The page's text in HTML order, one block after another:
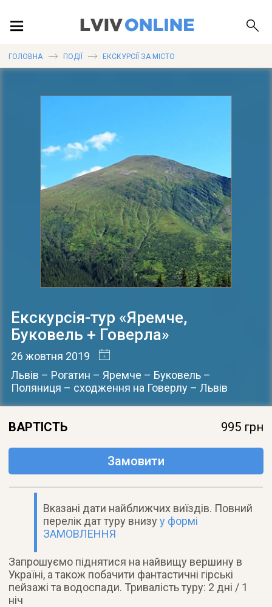
ПУБЛІКАЦІЇ
ДОВІДКА
ГОЛОВНА ПОДІЇ ЕКСКУРСІЇ ЗА МІСТО
Екскурсія-тур «Яремче,
Буковель + Говерла»
26 жовтня 2019
Львів – Рогатин – Яремче – Буковель –
Поляниця – сходження на Говерлу – Львів
ВАРТІСТЬ 995 грн
Замовити
Вказані дати найближчих виїздів. Повний
перелік дат туру внизуу формі
ЗАМОВЛЕННЯ
Запрошуємо піднятися на найвищу вершину в
Україні, а також побачити фантастичні гірські
пейзажі та водоспади. Тривалість туру: 2 дні / 1
ніч